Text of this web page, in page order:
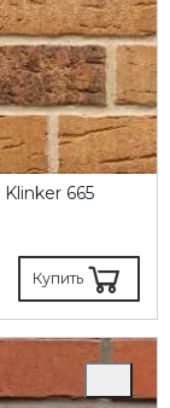
665
Купить